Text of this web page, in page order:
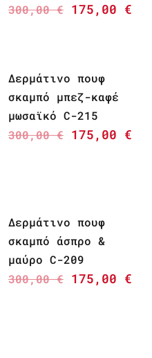
300,00€ 175,00 €
Δερμάτινο πουφ
σκαμπό μπεζ-καφέ
μωσαϊκό C-215
300,00€ 175,00 €
Δερμάτινο πουφ
σκαμπό άσπρο &
μαύρο C-209
300,00€ 175,00 €